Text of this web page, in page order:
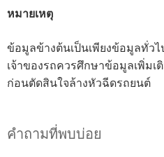
หมายเหตุ
ข้อมูลข้างต้นเป็นเพียงข้อมูลทั่วไ
เจ้าของรถควรศึกษาข้อมูลเพิ่ม
ก่อนตัดสินใจล้างหัวฉีดรถยนต์
คำถามที่พบบ่อย